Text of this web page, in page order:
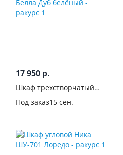
17 950 р.
Шкаф трехстворчатый
Под заказ15 сен.